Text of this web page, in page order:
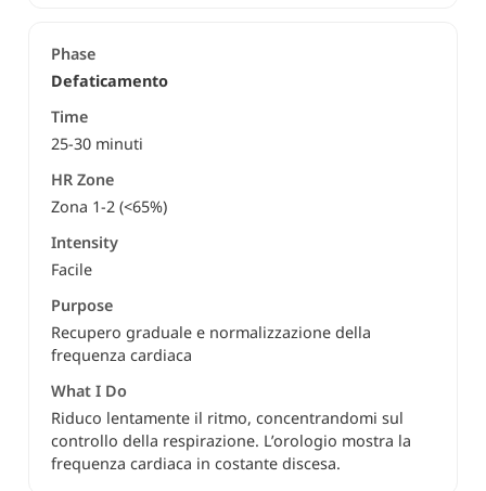
Defaticamento
25-30 minuti
Zona 1-2 (<65%)
Facile
Recupero graduale e normalizzazione della
frequenza cardiaca
Riduco lentamente il ritmo, concentrandomi sul
controllo della respirazione. L’orologio mostra la
frequenza cardiaca in costante discesa.